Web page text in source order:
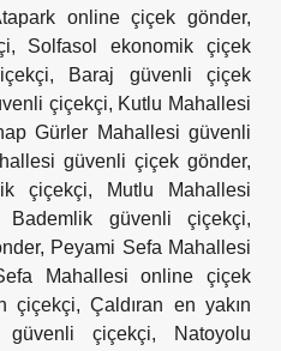
online çiçek gönder,
, Solfasol ekonomik çiçek
,
Baraj güvenli çiçek
çiçekçi, Kutlu Mahallesi
Gürler Mahallesi güvenli
güvenli çiçek gönder,
çiçekçi,
Mutlu Mahallesi
Bademlik güvenli çiçekçi,
, Peyami Sefa Mahallesi
Mahallesi online çiçek
çiçekçi,Çaldıran en yakın
güvenli çiçekçi,
Natoyolu